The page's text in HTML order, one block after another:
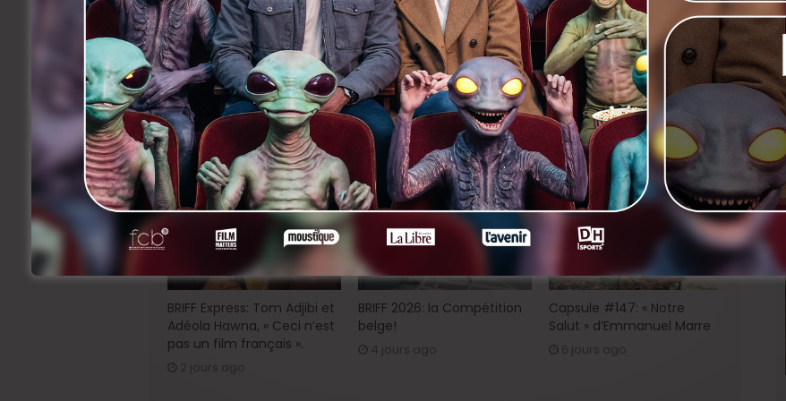
Une coproduction Belvision
Share Facebook Twitter LinkedIn
Précedent
Le 1er août… Action ! Cinexit, par Henri de Garlache
Related Articles
BRIFF Express: Tom Adjibi et
Adéola Hawna, « Ceci n’est
pas un film français ».
2 jours ago
BRIFF 2026: la Compétition
belge!
4 jours ago
Capsule #147: « Notre
Salut » d’Emmanuel Marre
6 jours ago